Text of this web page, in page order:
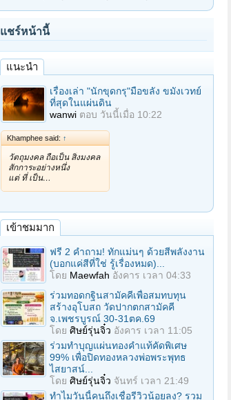
แชร์หน้านี้
แนะนำ
เรื่องเล่า "นักขุดกรุ"มือขลัง ขมังเวทย์
ที่สุดในแผ่นดิน
wanwi ตอบ วันนี้เมื่อ 10:22
Khamphee said: ↑
วัตถุมงคล ถือเป็น สิ่งมงคล
สักการะอย่างหนึ่ง
แต่ ที่ เป็น…
เข้าชมมาก
ฟรี 2 คำถาม! ทักแม่นๆ ด้วยสีพลังงาน
(บอกแค่สีที่ใช่ รู้เรื่องหมด)...
โดย Maewfah อังคาร เวลา 04:33
ร่วมทอดกฐินสามัคคีเพื่อสมทบทุน
สร้างอุโบสถ วัดปากตกสามัคคี
จ.เพชรบูรณ์ 30-31ตค.69
โดย ศิษย์รุ่นจิ๋ว อังคาร เวลา 11:05
ร่วมทําบุญแผ่นทองคำแท้คัดพิเศษ
99% เพื่อปิดทองหลวงพ่อพระพุทธ
ไสยาสน์...
โดย ศิษย์รุ่นจิ๋ว จันทร์ เวลา 21:49
ทำไมวันนี้คนถึงเชื่อรีวิวน้อยลง? รวม